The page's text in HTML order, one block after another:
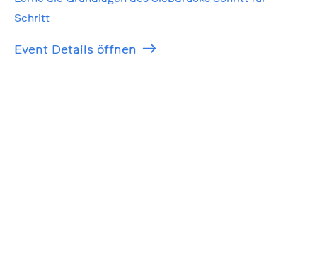
Schritt
Event Details öffnen